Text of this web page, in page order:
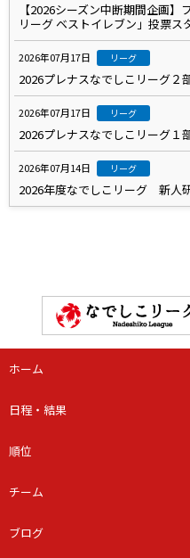
【2026シーズン中断期間企画
リーグ ベストイレブン」投票ス
2026年07月17日 リーグ
2026プレナスなでしこリーグ
2026年07月17日 リーグ
2026プレナスなでしこリーグ
2026年07月14日 リーグ
2026年度なでしこリーグ 新人
ホーム
日程・結果
順位
チーム
ブログ